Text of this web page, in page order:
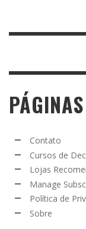
PÁGINAS
Contato
Cursos de
Lojas
Manage
Política de
Sobre